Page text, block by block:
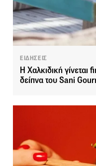
ΕΙΔΗΣΕΙΣ
Η Χαλκιδική
δείπνα του Sani